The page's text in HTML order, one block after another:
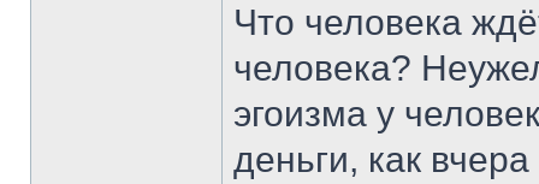
Что человека
человека?
эгоизма у
деньги, как